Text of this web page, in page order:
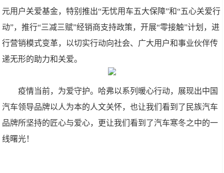
元用户关爱基金，特别推出“无忧用车五大保障”和“五心关爱行
动”，推行“三减三赋”经销商支持政策，开展“零接触”计划，进
行营销模式变革，以切实行动向社会、广大用户和事业伙伴传
递无形的助力和关爱。
疫情当前，为爱守护。哈弗以系列暖心行动，展现出中国
汽车领导品牌以人为本的人文关怀，也让我们看到了民族汽车
品牌所坚持的匠心与爱心，更让我们看到了汽车寒冬之中的一
线曙光！